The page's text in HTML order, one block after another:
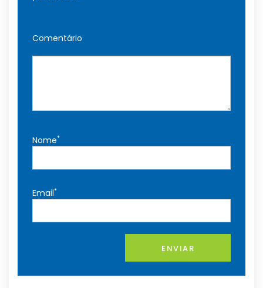
Comentário
Nome*
Email*
ENVIAR